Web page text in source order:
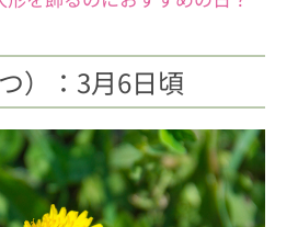
）：3月6日頃